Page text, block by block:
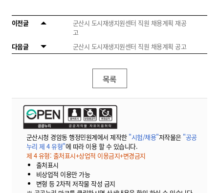
이전글
군산시 도시재생지원센터 직원 채용계획 재공
고
다음글
군산시 도시재생지원센터 직원 채용계획 공고
목록
군산시청 경암동 행정민원계에서 제작한 "시험/채용"저작물은 "공공
누리 제 4 유형"에 따라 이용 할 수 있습니다.
제 4 유형: 출처표시+상업적 이용금지+변경금지
출처표시
비상업적 이용만 가능
변형 등 2차적 저작물 작성 금지